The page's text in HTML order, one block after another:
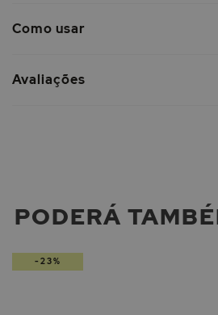
Como usar
Avaliações
PODERÁ
-23%